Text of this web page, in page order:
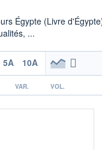
Égypte (Livre
...
5A 10A
VAR. VOL.